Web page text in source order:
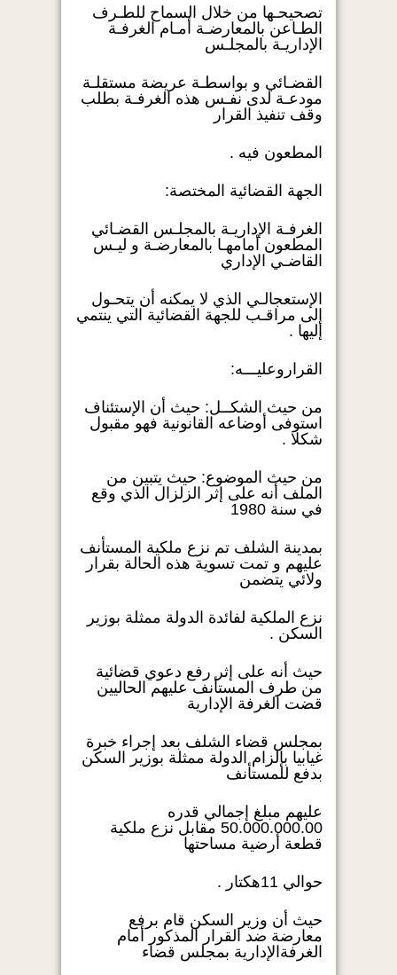
تصحيحـها من خلال السماح للطـرف
الطـاعن بالمعارضـة أمـام الغرفـة
الإداريـة بالمجلـس
القضـائي و بواسطـة عريضة مستقلـة
مودعـة لدى نفـس هذه الغرفـة بطلب
وقف تنفيذ القرار
المطعون فيه .
الجهة القضائية المختصة:
الغرفـة الإداريـة بالمجلـس القضـائي
المطعون أمامهـا بالمعارضـة و ليـس
القاضـي الإداري
الإستعجالـي الذي لا يمكنه أن يتحـول
إلى مراقـب للجهة القضائية التي ينتمي
إليها .
القراروعليـــه:
من حيث الشكــل: حيث أن الإستئناف
استوفى أوضاعه القانونية فهو مقبول
شكلا .
من حيث الموضوع: حيث يتبين من
الملف أنه على إثر الزلزال الذي وقع
في سنة 1980
بمدينة الشلف تم نزع ملكية المستأنف
عليهم و تمت تسوية هذه الحالة بقرار
ولائي يتضمن
نزع الملكية لفائدة الدولة ممثلة بوزير
السكن .
حيث أنه على إثر رفع دعوي قضائية
من طرف المستأنف عليهم الحاليين
قضت الغرفة الإدارية
بمجلس قضاء الشلف بعد إجراء خبرة
غيابيا بإلزام الدولة ممثلة بوزير السكن
بدفع للمستأنف
عليهم مبلغ إجمالي قدره
50.000.000.00 مقابل نزع ملكية
قطعة أرضية مساحتها
حوالي 11هكتار .
حيث أن وزير السكن قام برفع
معارضة ضد القرار المذكور أمام
الغرفةالإدارية بمجلس قضاء